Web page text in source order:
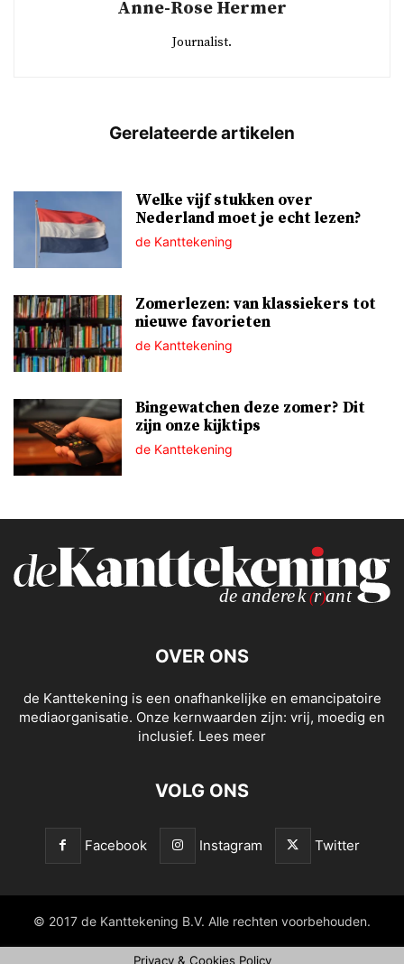
Anne-Rose Hermer
Journalist.
Welke vijf stukken over
Nederland moet je echt lezen?
de Kanttekening
Zomerlezen: van klassiekers tot
nieuwe favorieten
de Kanttekening
Bingewatchen deze zomer? Dit
zijn onze kijktips
de Kanttekening
OVER ONS
de Kanttekening is een onafhankelijke en emancipatoire
mediaorganisatie. Onze kernwaarden zijn: vrij, moedig en
inclusief. Lees meer
VOLG ONS
Facebook Instagram Twitter
© 2017 de Kanttekening B.V. Alle rechten voorbehouden.
Privacy & Cookies Policy